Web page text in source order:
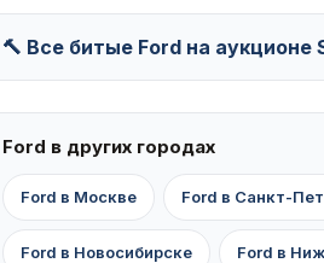
🔨 Все битые Ford на аукционе
Ford в других городах
Ford в Москве Ford в Санкт-
Ford в Новосибирске Ford в